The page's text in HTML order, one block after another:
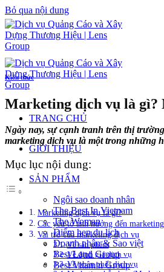
Bỏ qua nội dung
TRANG CHỦ
GIỚI THIỆU
SẢN PHẨM
Ngôi sao doanh nhân
The Best In Vietnam
The Woman
Điểm hẹn du lịch
Doanh nhân & Sao việt
Best Land Group
Best Vitamin Group
Kiến thức
Marketing dịch vụ là gì?
Ngày nay, sự cạnh tranh trên thị
marketing dịch vụ là một trong những
Mục lục nội dung:
Marketing dịch vụ là gì?
Các yếu tố ảnh hưởng đến
Vai trò của marketing dịch vụ
Về sản phẩm
Về định giá dịch vụ
Về phân phối dịch vụ